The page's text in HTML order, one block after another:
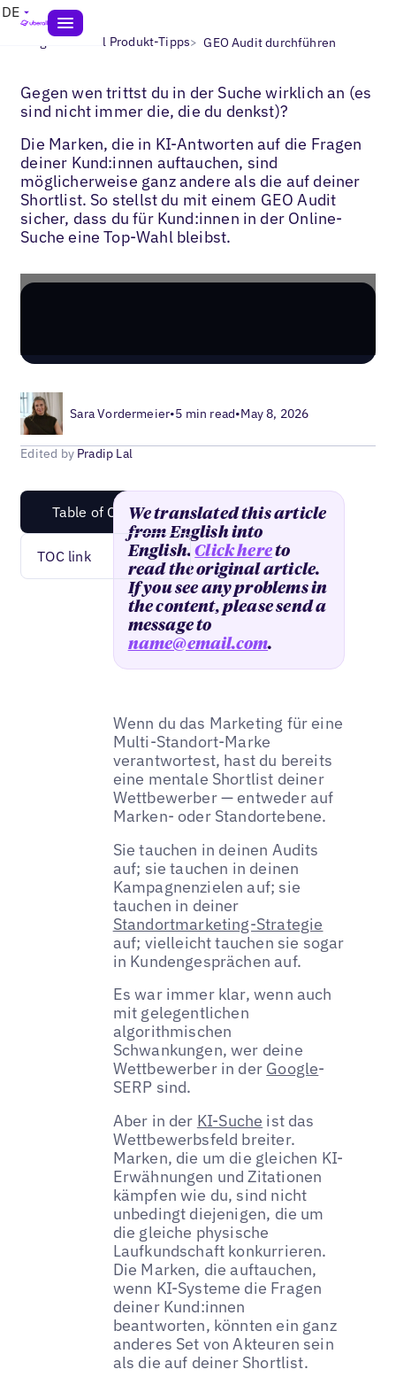
DE
Blogs> Uberall Produkt-Tipps> GEO Audit durchführen
Gegen wen trittst du in der Suche wirklich an (es
sind nicht immer die, die du denkst)?
Die Marken, die in KI-Antworten auf die Fragen
deiner Kund:innen auftauchen, sind
möglicherweise ganz andere als die auf deiner
Shortlist. So stellst du mit einem GEO Audit
sicher, dass du für Kund:innen in der Online-
Suche eine Top-Wahl bleibst.
Sara Vordermeier•5 min read•May 8, 2026
Edited by Pradip Lal
Table of Content
TOC link
We translated this article
from English into
English.Click hereto
read the original article.
If you see any problems in
the content, please send a
message to
name@email.com.
Wenn du das Marketing für eine
Multi-Standort-Marke
verantwortest, hast du bereits
eine mentale Shortlist deiner
Wettbewerber — entweder auf
Marken- oder Standortebene.
Sie tauchen in deinen Audits
auf; sie tauchen in deinen
Kampagnenzielen auf; sie
tauchen in deiner
Standortmarketing-Strategie
auf; vielleicht tauchen sie sogar
in Kundengesprächen auf.
Es war immer klar, wenn auch
mit gelegentlichen
algorithmischen
Schwankungen, wer deine
Wettbewerber in der Google-
SERP sind.
Aber in der KI-Suche ist das
Wettbewerbsfeld breiter.
Marken, die um die gleichen KI-
Erwähnungen und Zitationen
kämpfen wie du, sind nicht
unbedingt diejenigen, die um
die gleiche physische
Laufkundschaft konkurrieren.
Die Marken, die auftauchen,
wenn KI-Systeme die Fragen
deiner Kund:innen
beantworten, könnten ein ganz
anderes Set von Akteuren sein
als die auf deiner Shortlist.